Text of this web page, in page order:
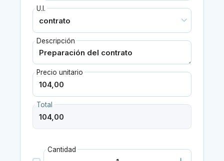
U.I.
Descripción
Precio unitario
Total
Cantidad